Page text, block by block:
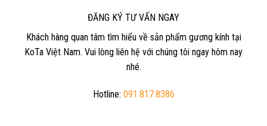
ĐĂNG KÝ TƯ VẤN NGAY
Khách hàng quan tâm tìm hiểu về sản phẩm gương kính tại
KoTa Việt Nam. Vui lòng liên hệ với chúng tôi ngay hôm nay
nhé.
Hotline: 091.817.8386